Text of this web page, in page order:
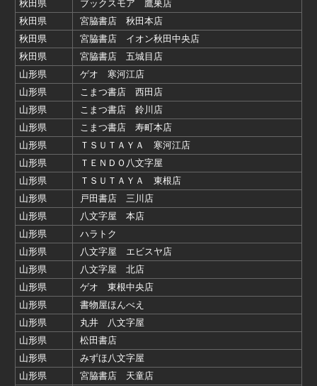
秋田県
ブックスモア 鷹巣店
秋田県
宮脇書店 秋田本店
秋田県
宮脇書店 イオン秋田中央店
秋田県
宮脇書店 五城目店
山形県
ゲオ 寒河江店
山形県
こまつ書店 西田店
山形県
こまつ書店 鈴川店
山形県
こまつ書店 寿町本店
山形県
ＴＳＵＴＡＹＡ 寒河江店
山形県
ＴＥＮＤＯ八文字屋
山形県
ＴＳＵＴＡＹＡ 東根店
山形県
戸田書店 三川店
山形県
八文字屋 本店
山形県
ハラトク
山形県
八文字屋 エビスヤ店
山形県
八文字屋 北店
山形県
ゲオ 東根中央店
山形県
書物屋ほんべえ
山形県
丸井 八文字屋
山形県
松田書店
山形県
みずほ八文字屋
山形県
宮脇書店 天童店